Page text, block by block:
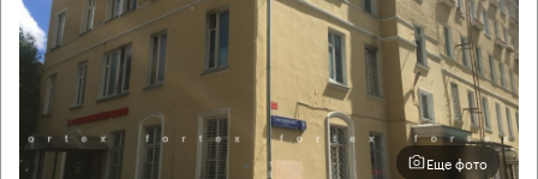
Еще фото